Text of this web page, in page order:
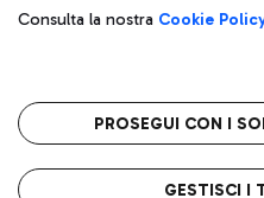
Privacy policy
Consulta la nostra Cookie
PROSEGUI CON I
GESTISCI I